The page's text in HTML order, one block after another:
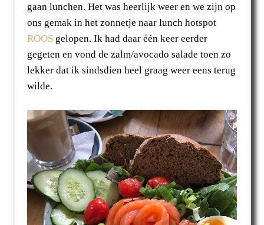
gaan lunchen. Het was heerlijk weer en we zijn op
ons gemak in het zonnetje naar lunch hotspot
ROOS gelopen. Ik had daar één keer eerder
gegeten en vond de zalm/avocado salade toen zo
lekker dat ik sindsdien heel graag weer eens terug
wilde.